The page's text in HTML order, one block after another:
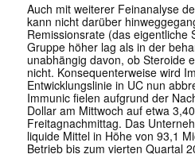
Auch mit weiterer Feinanalyse
kann nicht darüber
Remissionsrate (das eigentliche
Gruppe höher lag als in der
unabhängig davon, ob Steroide
nicht. Konsequenterweise wird
Entwicklungslinie in UC nun
Immunic fielen aufgrund der
Dollar am Mittwoch auf etwa
Freitagnachmittag. Das
liquide Mittel in Höhe von 93,1
Betrieb bis zum vierten Quartal